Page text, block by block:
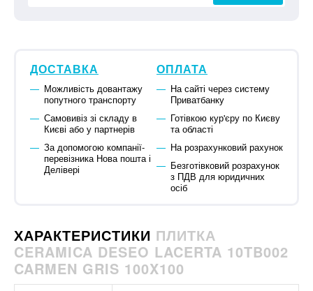
ДОСТАВКА
Можливість довантажу
попутного транспорту
Самовивіз зі складу в
Києві або у партнерів
За допомогою компанії-
перевізника Нова пошта і
Делівері
ОПЛАТА
На сайті через систему
Приватбанку
Готівкою кур'єру по Києву
та області
На розрахунковий рахунок
Безготівковий розрахунок
з ПДВ для юридичних
осіб
ХАРАКТЕРИСТИКИ ПЛИТКА
CERAMICA DESEO LACERTA 10TB002
CARMEN GRIS 100X100